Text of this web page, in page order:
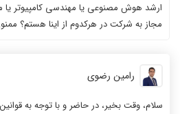
ارشد هوش مصنوعی یا مهندسی کامپیوتر یا
مجاز به شرکت در هرکدوم از اینا هستم؟
رامین رضوی
سلام، وقت بخیر، در حاضر و با توجه به